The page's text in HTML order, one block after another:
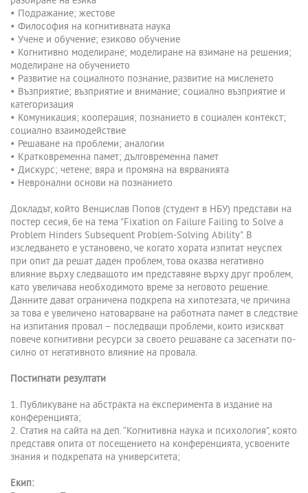
• Подражание; жестове
• Философия на когнитивната наука
• Учене и обучение; езиково обучение
• Когнитивно моделиране; моделиране на взимане на решения;
моделиране на обучението
• Развитие на социалното познание, развитие на мисленето
• Възприятие; възприятие и внимание; социално възприятие и
категоризация
• Комуникация; кооперация; познанието в социален контекст;
социално взаимодействие
• Решаване на проблеми; аналогии
• Кратковременна памет; дълговременна памет
• Дискурс; четене; вяра и промяна на вярванията
• Невронални основи на познанието
Докладът, който Венцислав Попов (студент в НБУ) представи на
постер сесия, бе на тема "Fixation on Failure Failing to Solve a
Problem Hinders Subsequent Problem-Solving Ability". В
изследването е установено, че когато хората изпитат неуспех
при опит да решат даден проблем, това оказва негативно
влияние върху следващото им представяне върху друг проблем,
като увеличава необходимото време за неговото решение.
Данните дават ограничена подкрепа на хипотезата, че причина
за това е увеличено натоварване на работната памет в следствие
на изпитания провал – последващи проблеми, които изискват
повече когнитивни ресурси за своето решаване са засегнати по-
силно от негативното влияние на провала.
Постигнати резултати
1. Публикуване на абстракта на експеримента в издание на
конференцията;
2. Статия на сайта на деп. “Когнитивна наука и психология”, която
представя опита от посещението на конференцията, усвоените
знания и подкрепата на университета;
Екип: